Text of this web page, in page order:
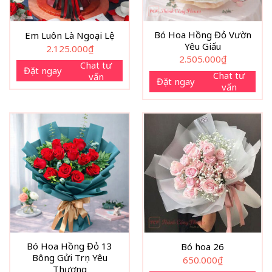
Em Luôn Là Ngoại Lệ
2.125.000₫
Đặt ngay
Chat tư
vấn
Bó Hoa Hồng Đỏ Vườn
Yêu Giấu
2.505.000₫
Đặt ngay
Chat tư
vấn
Bó Hoa Hồng Đỏ 13
Bông Gửi Trọn Yêu
Thương
Bó hoa 26
650.000₫